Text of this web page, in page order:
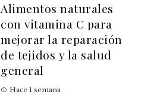
Alimentos naturales
con vitamina C para
mejorar la reparación
de tejidos y la salud
general
Hace 1 semana